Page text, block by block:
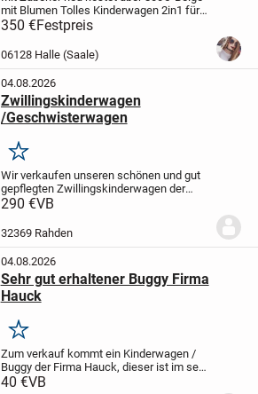
mit Blumen Tolles Kinderwagen 2in1 für
längeren zeitMeine Tochter ist schon zu
350 €Festpreis
06128 Halle (Saale)
04.08.2026
Zwillingskinderwagen
/Geschwisterwagen
Merken
Wir verkaufen unseren schönen und gut
gepflegten Zwillingskinderwagen der
Marke Teutonia. Der Bezug ist dunkel
punkte.Wir haben ihn sowohl im Haus als
290 €VB
32369 Rahden
04.08.2026
Sehr gut erhaltener Buggy Firma
Hauck
Merken
Zum verkauf kommt ein Kinderwagen /
Buggy der Firma Hauck, dieser ist im sehr
guten Zustand, fast wie neu, siehe Bilder
40 €VB